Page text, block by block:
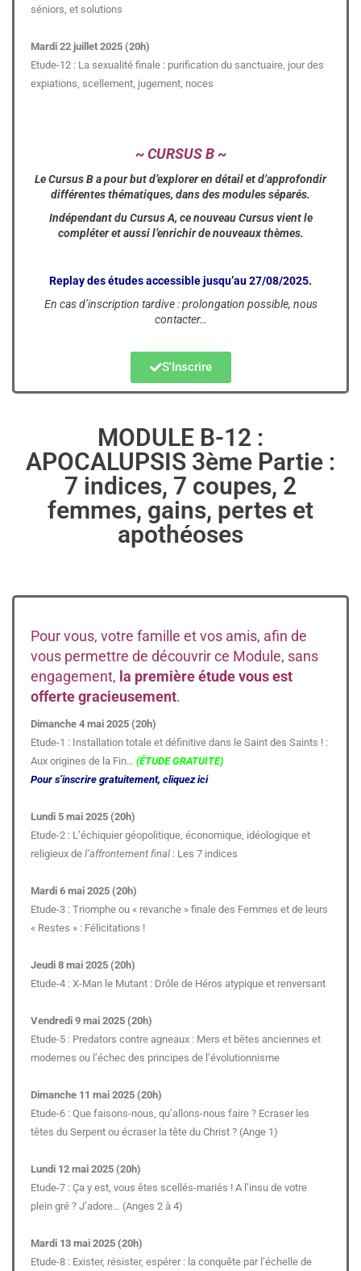
séniors, et solutions
Mardi 22 juillet 2025 (20h)
Etude-12 : La sexualité finale : purification du sanctuaire, jour des
expiations, scellement, jugement, noces
~ CURSUS B ~
Le Cursus B a pour but d’explorer en détail et d’approfondir
différentes thématiques, dans des modules séparés.
Indépendant du Cursus A, ce nouveau Cursus vient le
compléter et aussi l’enrichir de nouveaux thèmes.
Replay des études accessible jusqu’au 27/08/2025.
En cas d’inscription tardive : prolongation possible, nous
contacter…
S'Inscrire
MODULE B-12 :
APOCALUPSIS 3ème Partie :
7 indices, 7 coupes, 2
femmes, gains, pertes et
apothéoses
Pour vous, votre famille et vos amis, afin de
vous permettre de découvrir ce Module, sans
engagement, la première étude vous est
offerte gracieusement.
Dimanche 4 mai 2025 (20h)
Etude-1 : Installation totale et définitive dans le Saint des Saints ! :
Aux origines de la Fin… (ÉTUDE GRATUITE)
Pour s’inscrire gratuitement, cliquez ici
Lundi 5 mai 2025 (20h)
Etude-2 : L’échiquier géopolitique, économique, idéologique et
religieux de l’affrontement final : Les 7 indices
Mardi 6 mai 2025 (20h)
Etude-3 : Triomphe ou « revanche » finale des Femmes et de leurs
« Restes » : Félicitations !
Jeudi 8 mai 2025 (20h)
Etude-4 : X-Man le Mutant : Drôle de Héros atypique et renversant
Vendredi 9 mai 2025 (20h)
Etude-5 : Predators contre agneaux : Mers et bêtes anciennes et
modernes ou l’échec des principes de l’évolutionnisme
Dimanche 11 mai 2025 (20h)
Etude-6 : Que faisons-nous, qu’allons-nous faire ? Ecraser les
têtes du Serpent ou écraser la tête du Christ ? (Ange 1)
Lundi 12 mai 2025 (20h)
Etude-7 : Ça y est, vous êtes scellés-mariés ! A l’insu de votre
plein gré ? J’adore… (Anges 2 à 4)
Mardi 13 mai 2025 (20h)
Etude-8 : Exister, résister, espérer : la conquête par l’échelle de